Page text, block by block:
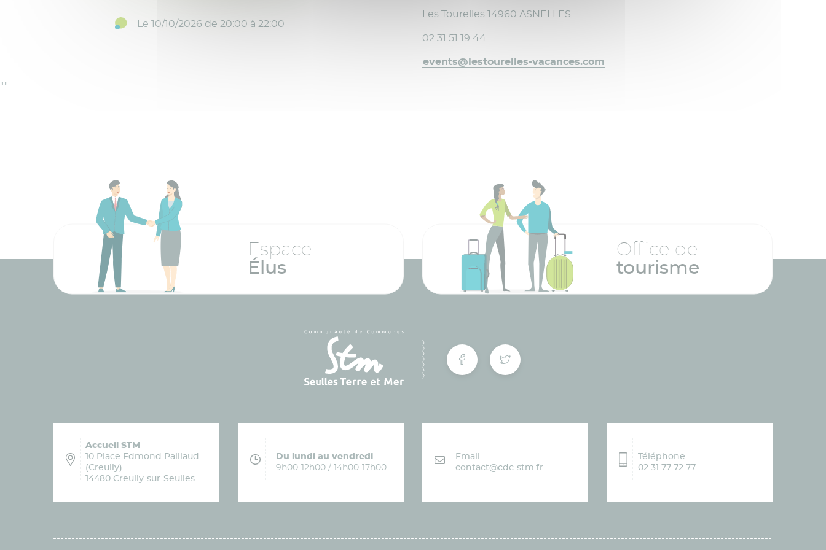
Le 10/10/2026 de 20:00 à 22:00
Les Tourelles 14960 ASNELLES
02 31 51 19 44
events@lestourelles-vacances.com
""
Espace
Élus
Office de
tourisme
Accueil STM
10 Place Edmond Paillaud
(Creully)
14480 Creully-sur-Seulles
Du lundi au vendredi
9h00-12h00 / 14h00-17h00
Email
contact@cdc-stm.fr
Téléphone
02 31 77 72 77